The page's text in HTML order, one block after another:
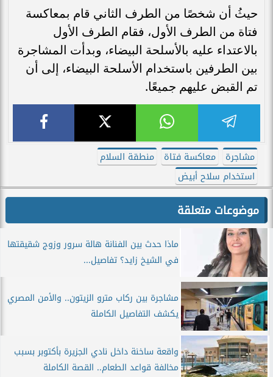
حيثُ أن شخصًا من الطرف الثاني قام بمعاكسة
فتاة من الطرف الأول، فقام الطرف الأول
بالاعتداء عليه بالأسلحة البيضاء، وبدأت المشاجرة
بين الطرفين باستخدام الأسلحة البيضاء، إلى أن
تم القبض عليهم جميعًا.
مشاجرة معاكسة فتاة
منطقة السلام
استخدام سلاح أبيض
موضوعات متعلقة
ماذا حدث بين الفنانة هالة سرور وزوج شقيقتها
في الشيخ زايد؟ تفاصيل...
مشاجرة بين ركاب مترو الزيتون.. والأمن المصري
يكشف التفاصيل الكاملة
واقعة ساخنة داخل نادي الجزيرة بأكتوبر بسبب
مخالفة قواعد الطعام.. القصة الكاملة